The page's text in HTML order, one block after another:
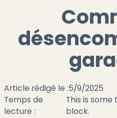
Article rédigé le :5/9/2025
Temps de
lecture :
This is
block.